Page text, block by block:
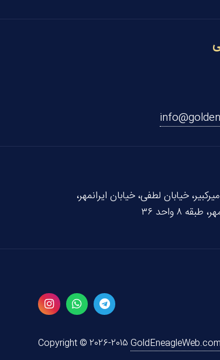
خیابان لطفی، خیابان ایرانمهر،
۸ واحد ۳۶
Copyright © 2026-2015GoldEneagleWeb.com